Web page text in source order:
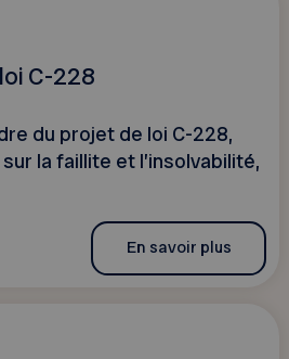
C-228
du projet de loi C-228,
la faillite et l’insolvabilité,
En savoir plus